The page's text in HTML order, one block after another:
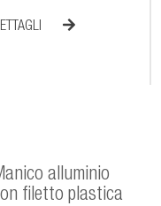
alluminio
filetto plastica